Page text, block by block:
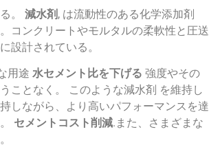
。 減水剤 , は流動性のある化学添加剤
コンクリートやモルタルの柔軟性と圧送
設計されている。
用途 水セメント比を下げる 強度やその
ことなく。
このような減水剤 を維持し
しながら、より高いパフォーマンスを達
セメントコスト削減.また、さまざまな